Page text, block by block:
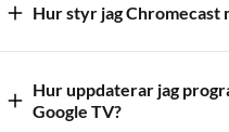
Hur styr jag Chromecast
Hur uppdaterar jag
Google TV?